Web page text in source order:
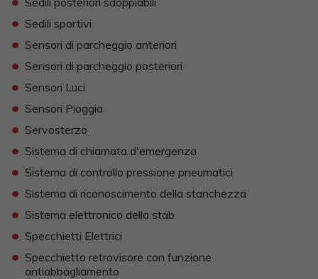
• Sedili sportivi
• Sensori di parcheggio anteriori
• Sensori di parcheggio posteriori
• Sensori Luci
• Sensori Pioggia
• Servosterzo
• Sistema di chiamata d'emergenza
• Sistema di controllo pressione pneumatici
• Sistema di riconoscimento della stanchezza
• Sistema elettronico della stab
• Specchietti Elettrici
• Specchietto retrovisore con funzione
antiabbagliamento